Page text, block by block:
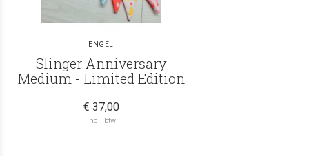
ENGEL
Slinger Anniversary
Medium - Limited Edition
€ 37,00
Incl. btw